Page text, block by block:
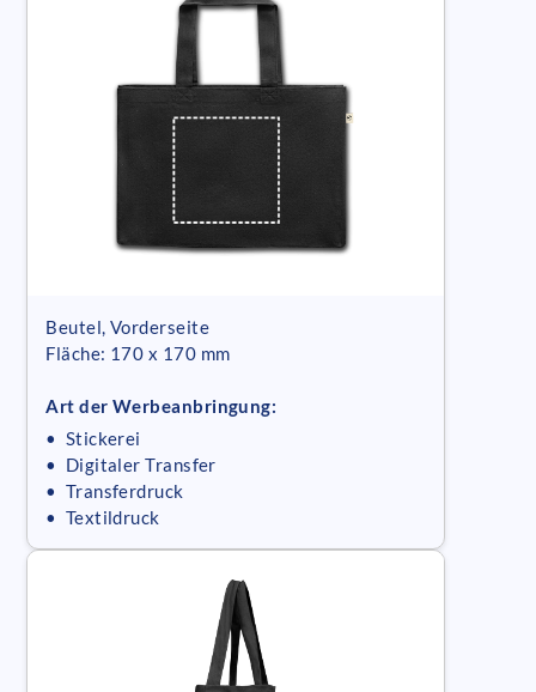
Beutel, Vorderseite
Fläche: 170 x 170 mm
Art der Werbeanbringung:
• Stickerei
• Digitaler Transfer
• Transferdruck
• Textildruck